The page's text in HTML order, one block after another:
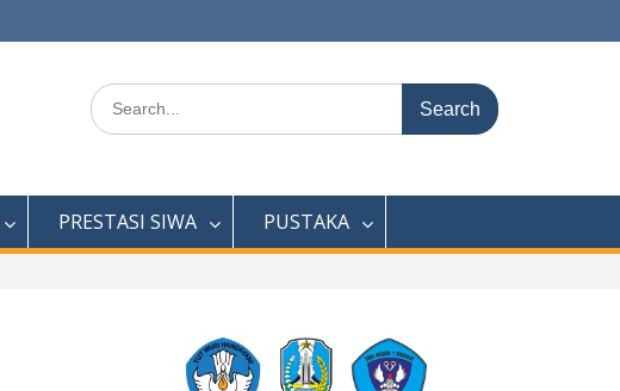
Search
for:
PRESTASI SIWA PUSTAKA